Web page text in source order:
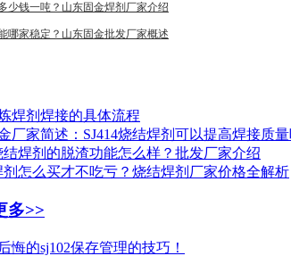
少钱一吨？山东固金焊剂厂家介绍
哪家稳定？山东固金批发厂家概述
焊剂焊接的具体流程
厂家简述：SJ414烧结焊剂可以提高焊接质量
结焊剂的脱渣功能怎么样？批发厂家介绍
剂怎么买才不吃亏？烧结焊剂厂家价格全解析
多>>
悔的sj102保存管理的技巧！